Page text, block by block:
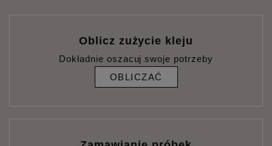
Oblicz zużycie kleju
Dokładnie oszacuj swoje potrzeby
OBLICZAĆ